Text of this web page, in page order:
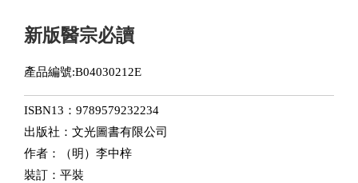
新版醫宗必讀
產品編號:B04030212E
ISBN13：9789579232234
出版社：文光圖書有限公司
作者：（明）李中梓
裝訂：平裝